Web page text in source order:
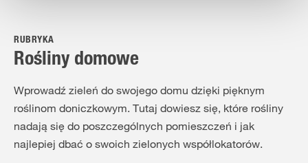
RUBRYKA
Rośliny domowe
Wprowadź zieleń do swojego domu dzięki pięknym
roślinom doniczkowym. Tutaj dowiesz się, które rośliny
nadają się do poszczególnych pomieszczeń i jak
najlepiej dbać o swoich zielonych współlokatorów.